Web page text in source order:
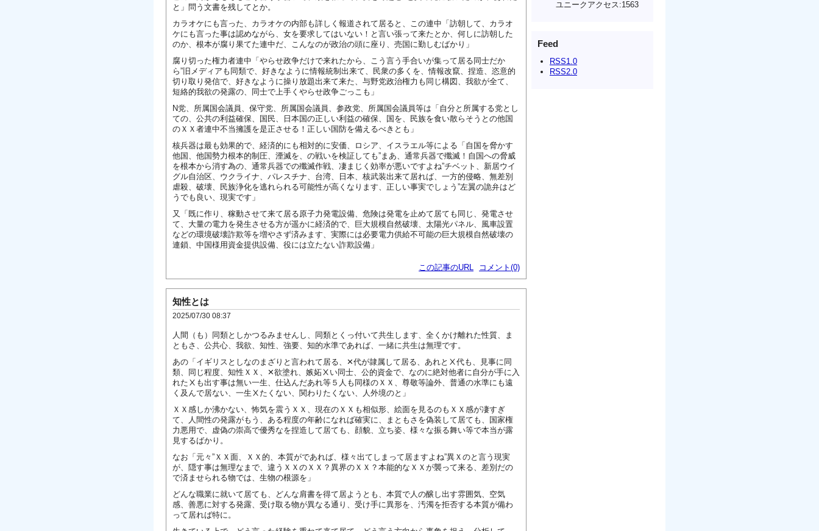
と」問う文書を残してとか。
カラオケにも言った、カラオケの内部も詳しく報道されて居ると、この連中「訪朝して、カラオ
ケにも言った事は認めながら、女を要求してはいない！と言い張って来たとか、何しに訪朝した
のか、根本が腐り果てた連中だ、こんなのが政治の頭に座り、売国に勤しむばかり」
腐り切った権力者連中「やらせ政争だけで来れたから、こう言う手合いが集って居る同士だか
ら”旧メディアも同類で、好きなように情報統制出来て、民衆の多くを、情報改竄、捏造、恣意的
切り取り発信で、好きなように操り放題出来て来た、与野党政治権力も同じ構図、我欲が全て、
短絡的我欲の発露の、同士で上手くやらせ政争ごっこも」
N党、所属国会議員、保守党、所属国会議員、参政党、所属国会議員等は「自分と所属する党とし
ての、公共の利益確保、国民、日本国の正しい利益の確保、国を、民族を食い散らそうとの他国
のＸＸ者連中不当擁護を是正させる！正しい国防を備えるべきとも」
核兵器は最も効果的で、経済的にも相対的に安価、ロシア、イスラエル等による「自国を脅かす
他国、他国勢力根本的制圧、湮滅を、の戦いを検証しても”まあ、通常兵器で殲滅！自国への脅威
を根本から消す為の、通常兵器での殲滅作戦、凄まじく効率が悪いですよね”チベット、新居ウイ
グル自治区、ウクライナ、パレスチナ、台湾、日本、核武装出来て居れば、一方的侵略、無差別
虐殺、破壊、民族浄化を逃れられる可能性が高くなります、正しい事実でしょう”左翼の詭弁はど
うでも良い、現実です」
又「既に作り、稼動させて来て居る原子力発電設備、危険は発電を止めて居ても同じ、発電させ
て、大量の電力を発生させる方が遥かに経済的で、巨大規模自然破壊、太陽光パネル、風車設置
などの環境破壊詐欺等を増やさず済みます、実際には必要電力供給不可能の巨大規模自然破壊の
連鎖、中国様用資金提供設備、役には立たない詐欺設備」
この記事のURL コメント(0)
知性とは
2025/07/30 08:37
人間（も）同類としかつるみませんし、同類とくっ付いて共生します、全くかけ離れた性質、ま
ともさ、公共心、我欲、知性、強要、知的水準であれば、一緒に共生は無理です。
あの「イギリスとしなのまざりと言われて居る、✕代が隷属して居る、あれとⅩ代も、見事に同
類、同じ程度、知性ＸＸ、✕欲塗れ、嫉妬Ⅹい同士、公的資金で、なのに絶対他者に自分が手に入
れたⅩも出す事は無い一生、仕込んだあれ等５人も同様のＸＸ、尊敬等論外、普通の水準にも遠
く及んで居ない、一生Ⅹたくない、関わりたくない、人外境のと」
ＸＸ感しか沸かない、怖気を震うＸＸ、現在のＸＸも相似形、絵面を見るのもＸＸ感が凄すぎ
て、人間性の発露がもう、ある程度の年齢になれば確実に、まともさを偽装して居ても、国家権
力悪用で、虚偽の崇高で優秀なを捏造して居ても、顔貌、立ち姿、様々な振る舞い等で本当が露
見するばかり。
なお「元々”ＸＸ面、ＸＸ的、本質がであれば、様々出てしまって居ますよね”異Ｘのと言う現実
が、隠す事は無理なまで、違うＸＸのＸＸ？異界のＸＸ？本能的なＸＸが襲って来る、差別だの
で済ませられる物では、生物の根源を」
どんな職業に就いて居ても、どんな肩書を得て居ようとも、本質で人の醸し出す雰囲気、空気
感、善悪に対する発露、受け取る物が異なる通り、受け手に異形を、汚濁を拒否する本質が備わ
って居れば特に。
ユニークアクセス:1563
Feed
RSS1.0
RSS2.0